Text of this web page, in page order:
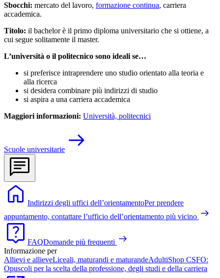
Sbocchi: mercato del lavoro, formazione continua, carriera
accademica.
Titolo: il bachelor è il primo diploma universitario che si ottiene, a
cui segue solitamente il master.
L’università o il politecnico sono ideali se…
si preferisce intraprendere uno studio orientato alla teoria e
alla ricerca
si desidera combinare più indirizzi di studio
si aspira a una carriera accademica
Maggiori informazioni: Università, politecnici
Scuole universitarie
Indirizzi degli uffici dell’orientamentoPer prendere
appuntamento, contattare l’ufficio dell’orientamento più vicino
FAQDomande più frequenti
Informazione per
Allievi e allieveLiceali, maturandi e maturandeAdultiShop CSFO:
Opuscoli per la scelta della professione, degli studi e della carriera